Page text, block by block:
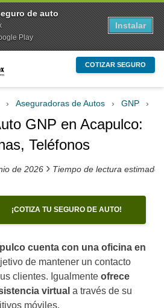
COTIZAR SEGURO
› Aseguradoras de Autos › GNP ›
GNP en Acapulco:
Teléfonos
de 2026 › Tiempo de lectura estimado:
¡COTIZA TU SEGURO DE AUTO!
cuenta con una oficina en
de mantener un contacto
clientes. Igualmente ofrece
virtual a través de su
móviles.
de auto
Play
Instalar